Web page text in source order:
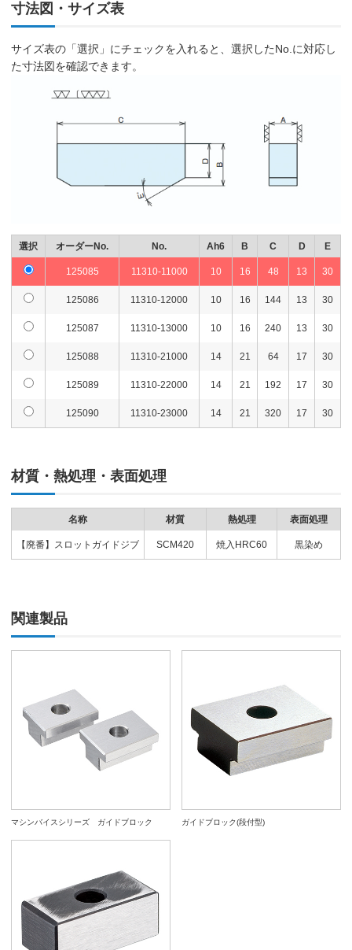
寸法図・サイズ表
サイズ表の「選択」にチェックを入れると、選択したNo.に対応し
た寸法図を確認できます。
選択 オーダーNo. No. Ah6 B C D E
125085 11310-11000 10 16 48 13 30
125086 11310-12000 10 16 144 13 30
125087 11310-13000 10 16 240 13 30
125088 11310-21000 14 21 64 17 30
125089 11310-22000 14 21 192 17 30
125090 11310-23000 14 21 320 17 30
材質・熱処理・表面処理
名称 材質 熱処理 表面処理
【廃番】スロットガイドジブ SCM420 焼入HRC60 黒染め
関連製品
マシンバイスシリーズ ガイドブロック ガイドブロック(段付型)